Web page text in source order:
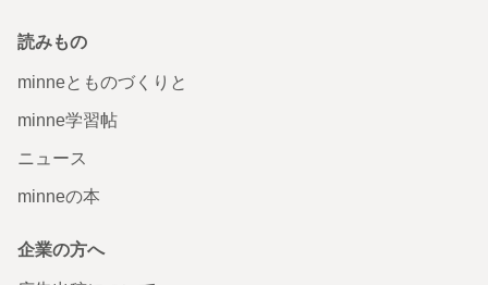
読みもの
minneとものづくりと
minne学習帖
ニュース
minneの本
企業の方へ